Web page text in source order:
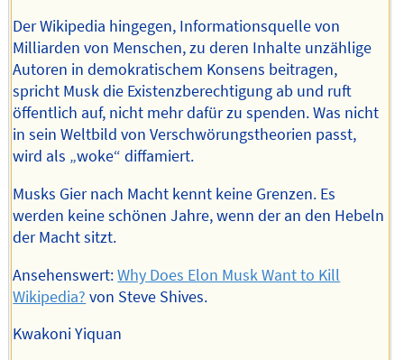
Der Wikipedia hingegen, Informationsquelle von
Milliarden von Menschen, zu deren Inhalte unzählige
Autoren in demokratischem Konsens beitragen,
spricht Musk die Existenzberechtigung ab und ruft
öffentlich auf, nicht mehr dafür zu spenden. Was nicht
in sein Weltbild von Verschwörungstheorien passt,
wird als „woke“ diffamiert.
Musks Gier nach Macht kennt keine Grenzen. Es
werden keine schönen Jahre, wenn der an den Hebeln
der Macht sitzt.
Ansehenswert:Why Does Elon Musk Want to Kill
Wikipedia? von Steve Shives.
Kwakoni Yiquan